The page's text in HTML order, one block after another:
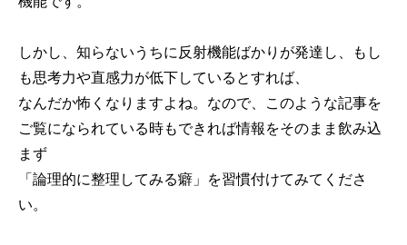
しかし、知らないうちに反射機能ばかりが発達し、もし
も思考力や直感力が低下しているとすれば、
なんだか怖くなりますよね。なので、このような記事を
ご覧になられている時もできれば情報をそのまま飲み込
まず
「論理的に整理してみる癖」を習慣付けてみてくださ
い。